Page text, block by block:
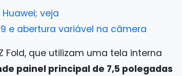
veja
e abertura variável na câmera
Fold, que utilizam uma tela interna
painel principal de 7,5 polegadas